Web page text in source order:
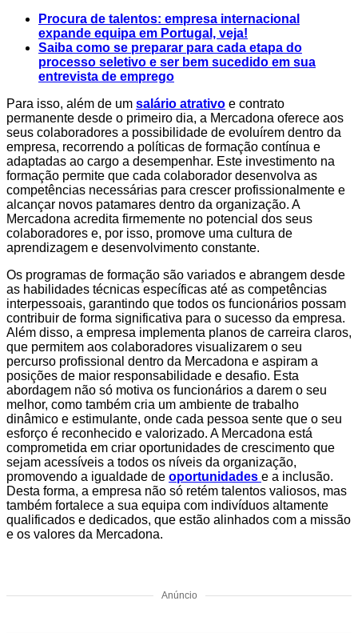
Procura de talentos: empresa internacional
expande equipa em Portugal, veja!
Saiba como se preparar para cada etapa do
processo seletivo e ser bem sucedido em sua
entrevista de emprego
Para isso, além de um salário atrativo e contrato
permanente desde o primeiro dia, a Mercadona oferece aos
seus colaboradores a possibilidade de evoluírem dentro da
empresa, recorrendo a políticas de formação contínua e
adaptadas ao cargo a desempenhar. Este investimento na
formação permite que cada colaborador desenvolva as
competências necessárias para crescer profissionalmente e
alcançar novos patamares dentro da organização. A
Mercadona acredita firmemente no potencial dos seus
colaboradores e, por isso, promove uma cultura de
aprendizagem e desenvolvimento constante.
Os programas de formação são variados e abrangem desde
as habilidades técnicas específicas até as competências
interpessoais, garantindo que todos os funcionários possam
contribuir de forma significativa para o sucesso da empresa.
Além disso, a empresa implementa planos de carreira claros,
que permitem aos colaboradores visualizarem o seu
percurso profissional dentro da Mercadona e aspiram a
posições de maior responsabilidade e desafio. Esta
abordagem não só motiva os funcionários a darem o seu
melhor, como também cria um ambiente de trabalho
dinâmico e estimulante, onde cada pessoa sente que o seu
esforço é reconhecido e valorizado. A Mercadona está
comprometida em criar oportunidades de crescimento que
sejam acessíveis a todos os níveis da organização,
promovendo a igualdade de oportunidades e a inclusão.
Desta forma, a empresa não só retém talentos valiosos, mas
também fortalece a sua equipa com indivíduos altamente
qualificados e dedicados, que estão alinhados com a missão
e os valores da Mercadona.
Anúncio